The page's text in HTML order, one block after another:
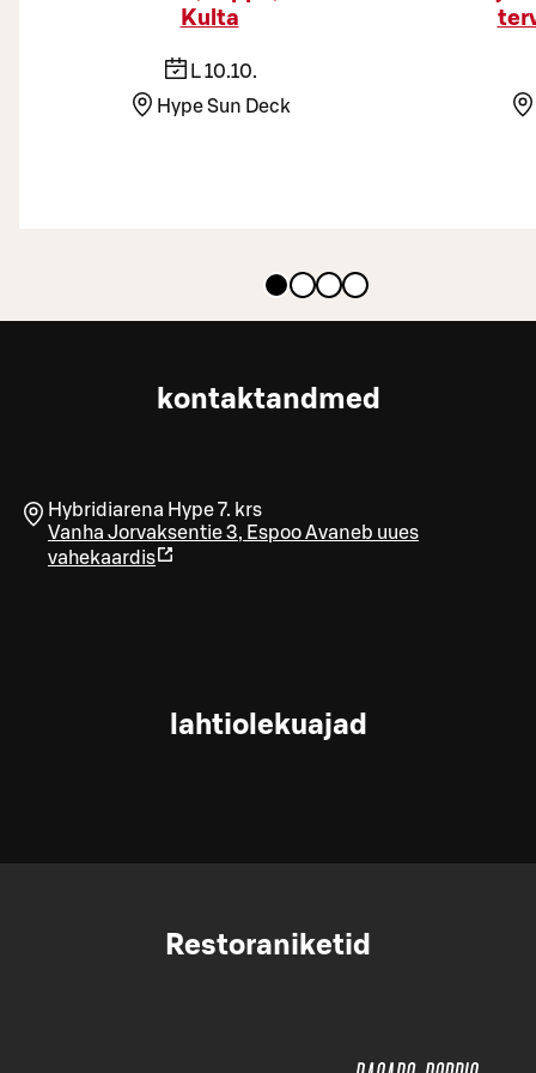
Kulta
L 10.10.
Hype Sun Deck
kontaktandmed
Hybridiarena Hype 7. krs
Vanha Jorvaksentie 3, EspooAvaneb uues
vahekaardis
lahtiolekuajad
Restoraniketid